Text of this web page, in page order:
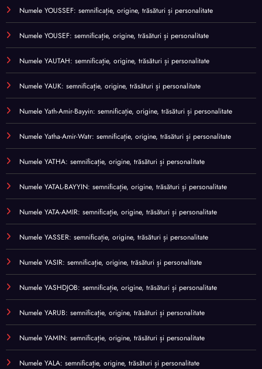
Numele YOUSSEF: semnificație, origine, trăsături și personalitate
Numele YOUSEF: semnificație, origine, trăsături și personalitate
Numele YAUTAH: semnificație, origine, trăsături și personalitate
Numele YAUK: semnificație, origine, trăsături și personalitate
Numele Yath-Amir-Bayyin: semnificație, origine, trăsături și personalitate
Numele Yatha-Amir-Watr: semnificație, origine, trăsături și personalitate
Numele YATHA: semnificație, origine, trăsături și personalitate
Numele YATAL-BAYYIN: semnificație, origine, trăsături și personalitate
Numele YATA-AMIR: semnificație, origine, trăsături și personalitate
Numele YASSER: semnificație, origine, trăsături și personalitate
Numele YASIR: semnificație, origine, trăsături și personalitate
Numele YASHDJOB: semnificație, origine, trăsături și personalitate
Numele YARUB: semnificație, origine, trăsături și personalitate
Numele YAMIN: semnificație, origine, trăsături și personalitate
Numele YALA: semnificație, origine, trăsături și personalitate